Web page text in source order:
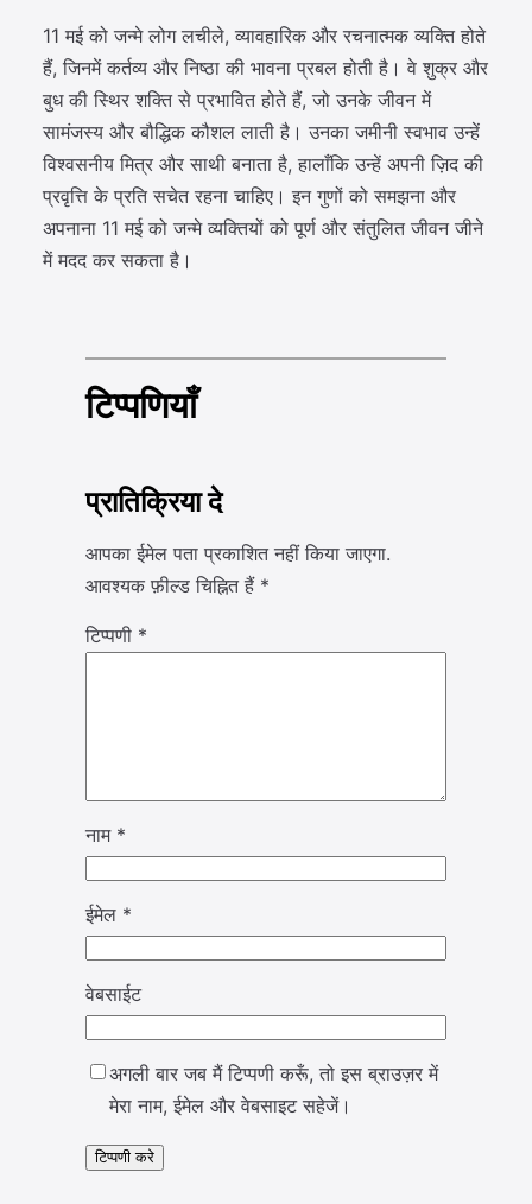
11 मई को जन्मे लोग लचीले, व्यावहारिक और रचनात्मक व्यक्ति होते
हैं, जिनमें कर्तव्य और निष्ठा की भावना प्रबल होती है। वे शुक्र और
बुध की स्थिर शक्ति से प्रभावित होते हैं, जो उनके जीवन में
सामंजस्य और बौद्धिक कौशल लाती है। उनका जमीनी स्वभाव उन्हें
विश्वसनीय मित्र और साथी बनाता है, हालाँकि उन्हें अपनी ज़िद की
प्रवृत्ति के प्रति सचेत रहना चाहिए। इन गुणों को समझना और
अपनाना 11 मई को जन्मे व्यक्तियों को पूर्ण और संतुलित जीवन जीने
में मदद कर सकता है।
टिप्पणियाँ
प्रातिक्रिया दे
आपका ईमेल पता प्रकाशित नहीं किया जाएगा.
आवश्यक फ़ील्ड चिह्नित हैं *
टिप्पणी *
नाम *
ईमेल *
वेबसाईट
अगली बार जब मैं टिप्पणी करूँ, तो इस ब्राउज़र में
मेरा नाम, ईमेल और वेबसाइट सहेजें।